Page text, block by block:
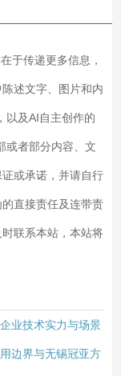
于传递更多信息，
述文字、图片和内
以及AI自主创作的
或者部分内容、文
或承诺，并请自行
直接责任及连带责
联系本站，本站将
业技术实力与场景
边界与无锡冠亚方